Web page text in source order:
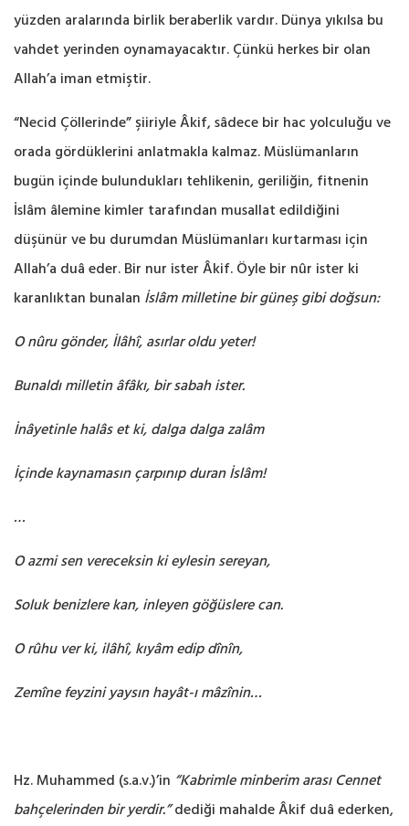
yüzden aralarında birlik beraberlik vardır. Dünya yıkılsa bu
vahdet yerinden oynamayacaktır. Çünkü herkes bir olan
Allah’a iman etmiştir.
“Necid Çöllerinde” şiiriyle Âkif, sâdece bir hac yolculuğu ve
orada gördüklerini anlatmakla kalmaz. Müslümanların
bugün içinde bulundukları tehlikenin, geriliğin, fitnenin
İslâm âlemine kimler tarafından musallat edildiğini
düşünür ve bu durumdan Müslümanları kurtarması için
Allah’a duâ eder. Bir nur ister Âkif. Öyle bir nûr ister ki
karanlıktan bunalan İslâm milletine bir güneş gibi doğsun:
O nûru gönder, İlâhî, asırlar oldu yeter!
Bunaldı milletin âfâkı, bir sabah ister.
İnâyetinle halâs et ki, dalga dalga zalâm
İçinde kaynamasın çarpınıp duran İslâm!
…
O azmi sen vereceksin ki eylesin sereyan,
Soluk benizlere kan, inleyen göğüslere can.
O rûhu ver ki, ilâhî, kıyâm edip dînîn,
Zemîne feyzini yaysın hayât-ı mâzînin…
Hz. Muhammed (s.a.v.)’in “Kabrimle minberim arası Cennet
bahçelerinden bir yerdir.”dediği mahalde Âkif duâ ederken,